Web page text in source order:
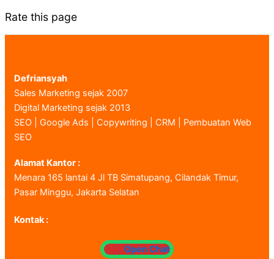
Rate this page
Defriansyah
Sales Marketing sejak 2007
Digital Marketing sejak 2013
SEO | Google Ads | Copywriting | CRM | Pembuatan Web
SEO
Alamat Kantor :
Menara 165 lantai 4 Jl TB Simatupang, Cilandak Timur,
Pasar Minggu, Jakarta Selatan
Kontak :
Open Chat